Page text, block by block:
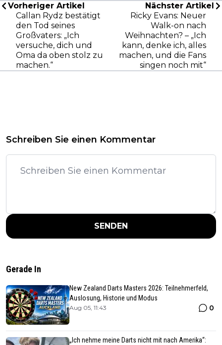
Vorheriger Artikel
Callan Rydz bestätigt
den Tod seines
Großvaters: „Ich
versuche, dich und
Oma da oben stolz zu
machen.“
Nächster Artikel
Ricky Evans: Neuer
Walk-on nach
Weihnachten? – „Ich
kann, denke ich, alles
machen, und die Fans
singen noch mit“
Schreiben Sie einen Kommentar
SENDEN
Gerade In
New Zealand Darts Masters 2026: Teilnehmerfeld,
Auslosung, Historie und Modus
Aug 05, 11:43 0
„Ich nehme meine Darts nicht mit nach Amerika“: